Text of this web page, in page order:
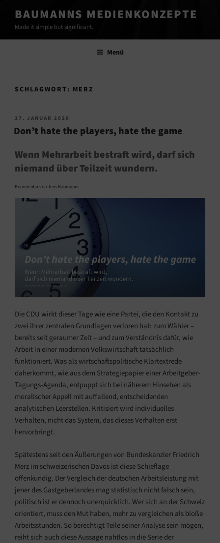
Inhalt
springen
BAUMANNS MEDIENKONZEPTE
Made it simple but significant.
Menü
SCHLAGWORT: MERZ
VERÖFFENTLICHT
AM
27. JANUAR 2026
Don’t hate the players, hate the game
Wenn Mehrarbeit bestraft wird, darf sich
niemand über Teilzeit wundern.
Kommentar von Jens Baumanns
Die CDU wirkt dieser Tage wie eine Partei, die den Kontakt zu
zwei ihrer zentralen Grundlagen verloren hat: zum Wähler –
bereits seit geraumer Zeit – und zum Verständnis dafür, wie
Arbeit in einer modernen Volkswirtschaft tatsächlich
funktioniert. Was als wirtschaftspolitische Klartextrede
daherkommt, wie aus dem Strategiepapier einer Arbeitgeber-
Tagungs-Agenda, entpuppt sich bei näherem Hinsehen als
moralischer Appell mit auffallend, entscheidenden
analytischen Leerstellen. Kritisiert wird individuelles
Verhalten, nicht das System, das dieses Verhalten erst
hervorbringt.
Spätestens seit den Äußerungen von Bundeskanzler Friedrich
Merz im schweizerischen Davos ist diese Schieflage
offenkundig. Der Vergleich der deutschen Arbeitsleistung mit
jener des Gastgeberlandes mag statistisch nicht falsch sein,
politisch ist er dennoch unerquicklich. Wer sich an der Schweiz
orientiert, muss den Mut haben, mehr zu vergleichen als bloße
Arbeitsstunden. So berechtigt Teile seiner Analyse sein mögen,
reiht sich auch diese Aussage nahtlos in die Serie der